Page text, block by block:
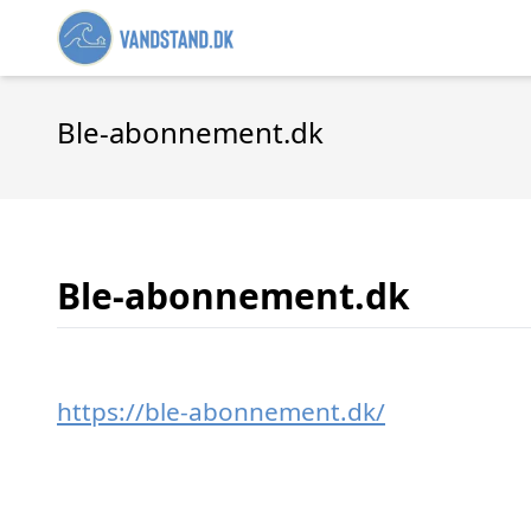
Ble-abonnement.dk
Ble-abonnement.dk
https://ble-abonnement.dk/